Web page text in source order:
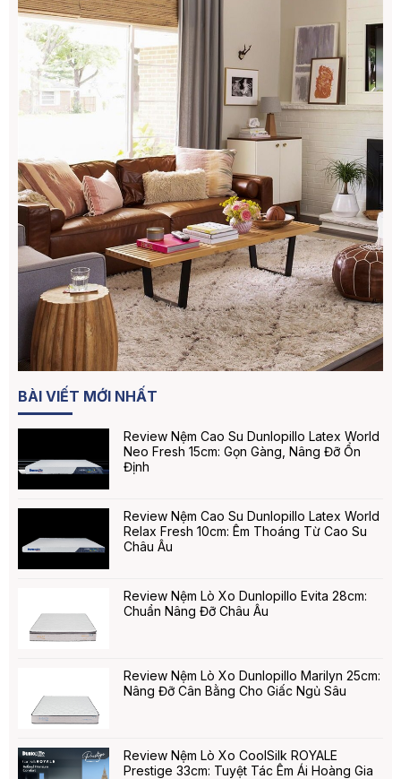
BÀI VIẾT MỚI NHẤT
Review Nệm Cao Su Dunlopillo Latex World
Neo Fresh 15cm: Gọn Gàng, Nâng Đỡ Ổn
Định
Review Nệm Cao Su Dunlopillo Latex World
Relax Fresh 10cm: Êm Thoáng Từ Cao Su
Châu Âu
Review Nệm Lò Xo Dunlopillo Evita 28cm:
Chuẩn Nâng Đỡ Châu Âu
Review Nệm Lò Xo Dunlopillo Marilyn 25cm:
Nâng Đỡ Cân Bằng Cho Giấc Ngủ Sâu
Review Nệm Lò Xo CoolSilk ROYALE
Prestige 33cm: Tuyệt Tác Êm Ái Hoàng Gia